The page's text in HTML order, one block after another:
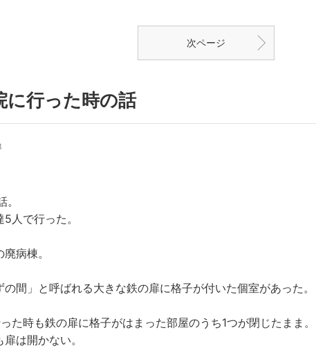
次ページ
に行った時の話
人で行った。
病棟。
間」と呼ばれる大きな鉄の扉に格子が付いた個室があった。
た時も鉄の扉に格子がはまった部屋のうち1つが閉じたまま。
は開かない。